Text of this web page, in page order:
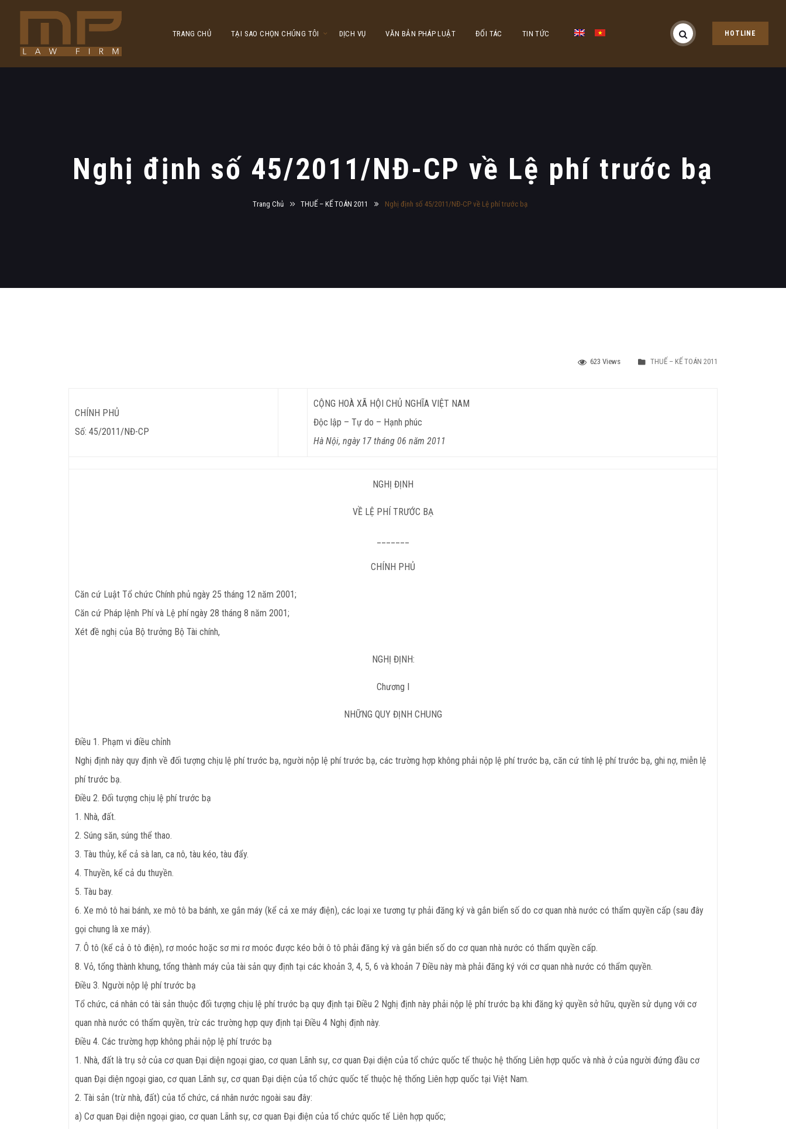
TRANG CHỦ TẠI SAO CHỌN CHÚNG TÔI DỊCH VỤ VĂN BẢN PHÁP LUẬT ĐỐI TÁC TIN TỨC HOTLINE
Nghị định số 45/2011/NĐ-CP về Lệ phí trước bạ
Trang Chủ THUẾ – KẾ TOÁN 2011 Nghị định số 45/2011/NĐ-CP về Lệ phí trước bạ
623 Views THUẾ – KẾ TOÁN 2011
CHÍNH PHỦ
Số: 45/2011/NĐ-CP
CỘNG HOÀ XÃ HỘI CHỦ NGHĨA VIỆT NAM
Độc lập – Tự do – Hạnh phúc
Hà Nội, ngày 17 tháng 06 năm 2011
NGHỊ ĐỊNH
VỀ LỆ PHÍ TRƯỚC BẠ
CHÍNH PHỦ
Căn cứ Luật Tổ chức Chính phủ ngày 25 tháng 12 năm 2001;
Căn cứ Pháp lệnh Phí và Lệ phí ngày 28 tháng 8 năm 2001;
Xét đề nghị của Bộ trưởng Bộ Tài chính,
NGHỊ ĐỊNH:
Chương I
NHỮNG QUY ĐỊNH CHUNG
Điều 1. Phạm vi điều chỉnh
Nghị định này quy định về đối tượng chịu lệ phí trước bạ, người nộp lệ phí trước bạ, các trường hợp không phải nộp lệ phí trước bạ, căn cứ tính lệ phí trước bạ, ghi nợ, miễn lệ
phí trước bạ.
Điều 2. Đối tượng chịu lệ phí trước bạ
1. Nhà, đất.
2. Súng săn, súng thể thao.
3. Tàu thủy, kể cả sà lan, ca nô, tàu kéo, tàu đẩy.
4. Thuyền, kể cả du thuyền.
5. Tàu bay.
6. Xe mô tô hai bánh, xe mô tô ba bánh, xe gắn máy (kể cả xe máy điện), các loại xe tương tự phải đăng ký và gắn biển số do cơ quan nhà nước có thẩm quyền cấp (sau đây
gọi chung là xe máy).
7. Ô tô (kể cả ô tô điện), rơ moóc hoặc sơ mi rơ moóc được kéo bởi ô tô phải đăng ký và gắn biển số do cơ quan nhà nước có thẩm quyền cấp.
8. Vỏ, tổng thành khung, tổng thành máy của tài sản quy định tại các khoản 3, 4, 5, 6 và khoản 7 Điều này mà phải đăng ký với cơ quan nhà nước có thẩm quyền.
Điều 3. Người nộp lệ phí trước bạ
Tổ chức, cá nhân có tài sản thuộc đối tượng chịu lệ phí trước bạ quy định tại Điều 2 Nghị định này phải nộp lệ phí trước bạ khi đăng ký quyền sở hữu, quyền sử dụng với cơ
quan nhà nước có thẩm quyền, trừ các trường hợp quy định tại Điều 4 Nghị định này.
Điều 4. Các trường hợp không phải nộp lệ phí trước bạ
1. Nhà, đất là trụ sở của cơ quan Đại diện ngoại giao, cơ quan Lãnh sự, cơ quan Đại diện của tổ chức quốc tế thuộc hệ thống Liên hợp quốc và nhà ở của người đứng đầu cơ
quan Đại diện ngoại giao, cơ quan Lãnh sự, cơ quan Đại diện của tổ chức quốc tế thuộc hệ thống Liên hợp quốc tại Việt Nam.
2. Tài sản (trừ nhà, đất) của tổ chức, cá nhân nước ngoài sau đây:
a) Cơ quan Đại diện ngoại giao, cơ quan Lãnh sự, cơ quan Đại điện của tổ chức quốc tế Liên hợp quốc;